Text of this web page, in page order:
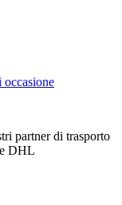
occasione
partner di trasporto
DHL